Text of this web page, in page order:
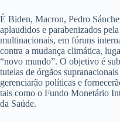
É Biden, Macron, Pedro
aplaudidos e parabenizados
multinacionais, em fóruns
contra a mudança climática,
“novo mundo”. O objetivo é
tutelas de órgãos
gerenciarão políticas e
tais como o Fundo Monetário
da Saúde.